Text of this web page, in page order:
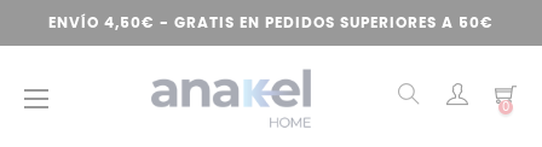
ENVÍO 4,50€ - GRATIS EN PEDIDOS SUPERIORES A 50€
Navegación
☰ 0